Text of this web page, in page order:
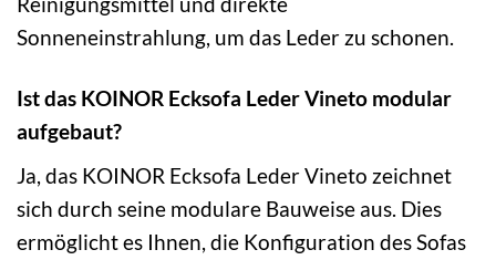
Sonneneinstrahlung, um das Leder zu schonen.
Ist das KOINOR Ecksofa Leder Vineto modular
aufgebaut?
Ja, das KOINOR Ecksofa Leder Vineto zeichnet
sich durch seine modulare Bauweise aus. Dies
ermöglicht es Ihnen, die Konfiguration des Sofas